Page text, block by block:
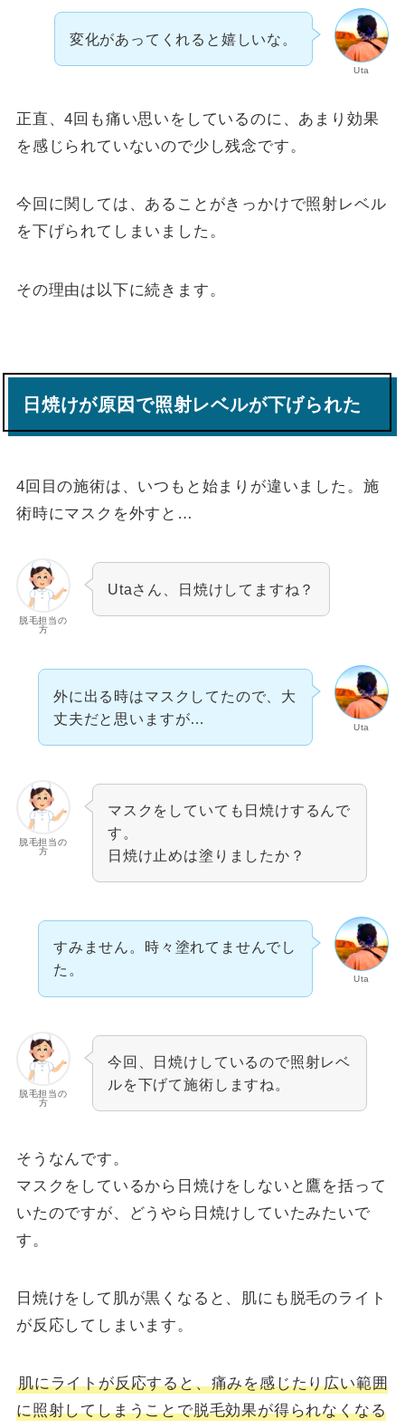
Uta
変化があってくれると嬉しいな。
正直、4回も痛い思いをしているのに、あまり効果
を感じられていないので少し残念です。
今回に関しては、あることがきっかけで照射レベル
を下げられてしまいました。
その理由は以下に続きます。
日焼けが原因で照射レベルが下げられた
4回目の施術は、いつもと始まりが違いました。施
術時にマスクを外すと…
脱毛担当の
方
Utaさん、日焼けしてますね？
Uta
外に出る時はマスクしてたので、大
丈夫だと思いますが…
脱毛担当の
方
マスクをしていても日焼けするんで
す。
日焼け止めは塗りましたか？
Uta
すみません。時々塗れてませんでし
た。
脱毛担当の
方
今回、日焼けしているので照射レベ
ルを下げて施術しますね。
そうなんです。
マスクをしているから日焼けをしないと鷹を括って
いたのですが、どうやら日焼けしていたみたいで
す。
日焼けをして肌が黒くなると、肌にも脱毛のライト
が反応してしまいます。
肌にライトが反応すると、痛みを感じたり広い範囲
に照射してしまうことで脱毛効果が得られなくなる